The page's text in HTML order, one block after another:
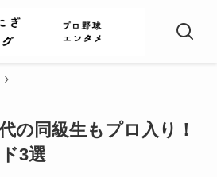
の同級生もプロ入り！
3選